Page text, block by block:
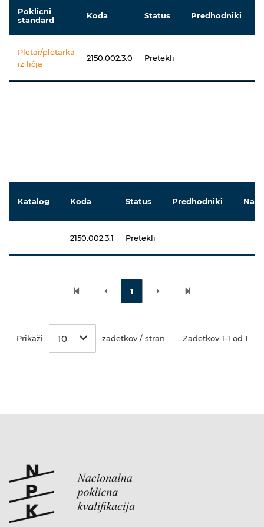
Poklicni
standard
Koda Status Predhodniki
Pletar/pletarka
iz ličja
2150.002.3.0 Pretekli
Katalog Koda Status Predhodniki
2150.002.3.1 Pretekli
1
Prikaži 10 zadetkov / stran Zadetkov 1-1 od 1